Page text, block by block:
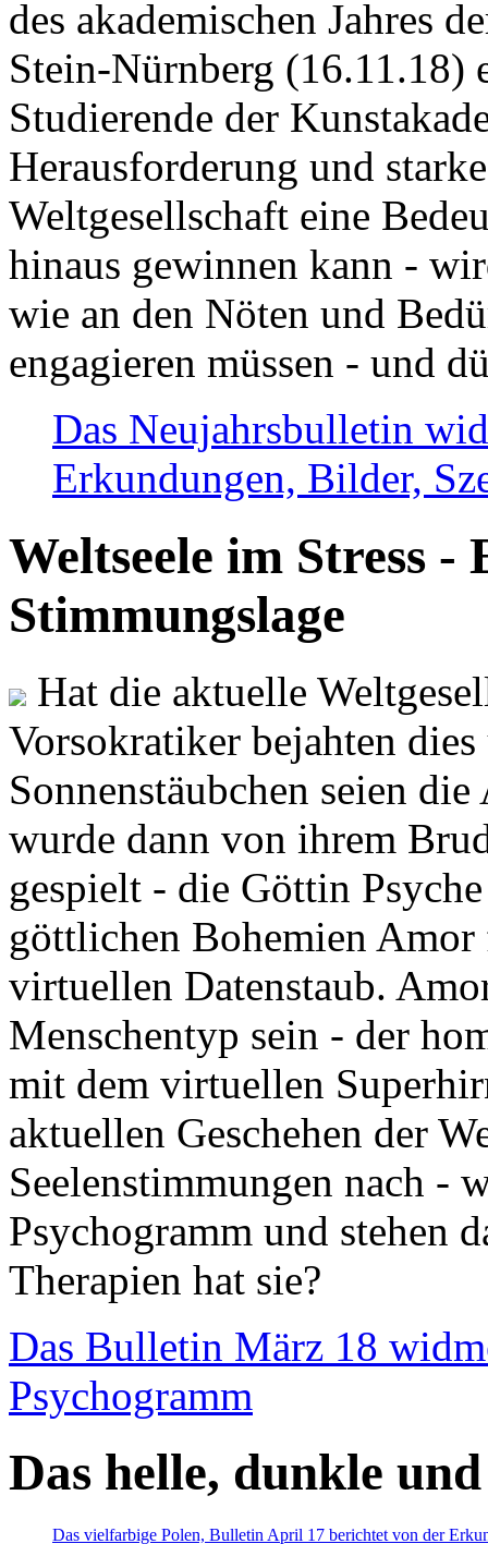
des akademischen Jahres
Stein-Nürnberg (16.11.18)
Studierende der
Herausforderung und
Weltgesellschaft eine
hinaus gewinnen kann -
wie an den Nöten und
engagieren müssen - und
Das Neujahrsbulletin
Erkundungen, Bilder,
Weltseele im Stress -
Stimmungslage
Hat die aktuelle
Vorsokratiker bejahten
Sonnenstäubchen seien
wurde dann von ihrem
gespielt - die Göttin
göttlichen Bohemien
virtuellen Datenstaub.
Menschentyp sein - der
mit dem virtuellen
aktuellen Geschehen der
Seelenstimmungen nach -
Psychogramm und stehen
Therapien hat sie?
Das Bulletin März 18
Psychogramm
Das helle, dunkle
Das vielfarbige Polen, Bulletin April 17 berichtet von der